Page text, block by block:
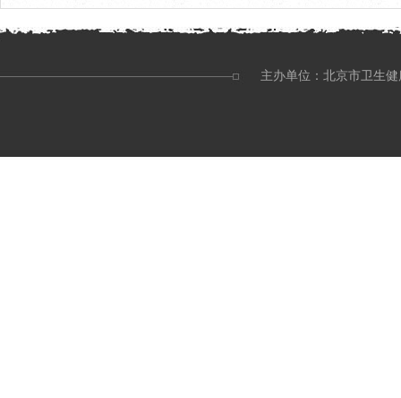
主办单位：北京市卫生